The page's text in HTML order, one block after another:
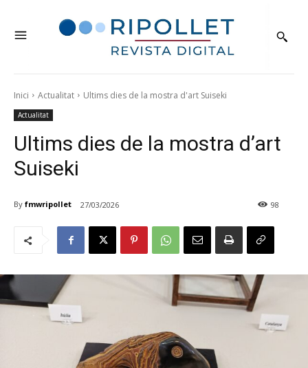
Inici Actualitat Ultims dies de la mostra d'art Suiseki
Actualitat
Ultims dies de la mostra d’art
Suiseki
By fmwripollet 27/03/2026 98